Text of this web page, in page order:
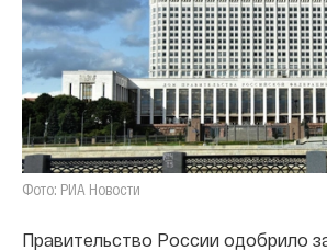
Фото: РИА Новости
Правительство России одобрило